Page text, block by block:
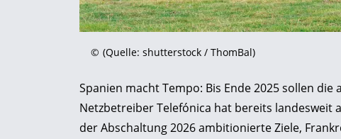
© (Quelle: shutterstock / ThomBal)
Spanien macht Tempo: Bis Ende 2025 sollen
Netzbetreiber Telefónica hat bereits landesweit
der Abschaltung 2026 ambitionierte Ziele,